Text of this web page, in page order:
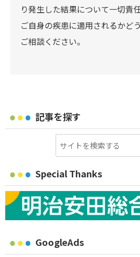
り発生した結果について一切責
ご自身の疾患に適用されるかど
ご相談ください。
記事を探す
Special Thanks
GoogleAds